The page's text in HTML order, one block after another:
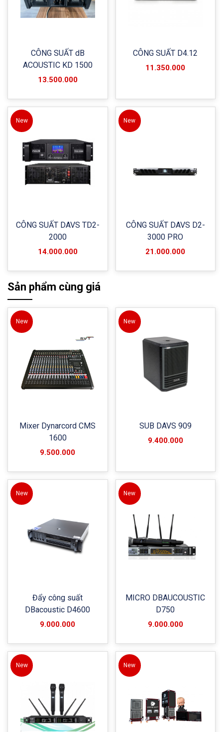
CÔNG SUẤT dB
ACOUSTIC KD 1500
13.500.000
CÔNG SUẤT D4.12
11.350.000
New
CÔNG SUẤT DAVS TD2-
2000
14.000.000
New
CÔNG SUẤT DAVS D2-
3000 PRO
21.000.000
Sản phẩm cùng giá
New
Mixer Dynarcord CMS
1600
9.500.000
New
SUB DAVS 909
9.400.000
New
Đẩy công suất
DBacoustic D4600
9.000.000
New
MICRO DBAUCOUSTIC
D750
9.000.000
New New